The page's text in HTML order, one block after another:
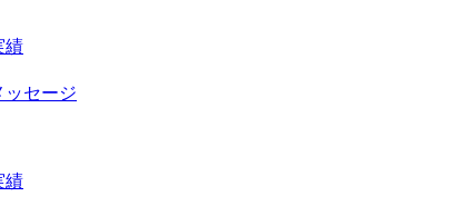
績
ッセージ
績